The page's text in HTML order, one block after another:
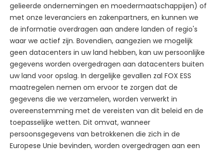
gelieerde ondernemingen en moedermaatschappijen) of
met onze leveranciers en zakenpartners, en kunnen we
de informatie overdragen aan andere landen of regio's
waar we actief zijn. Bovendien, aangezien we mogelijk
geen datacenters in uw land hebben, kan uw persoonlijke
gegevens worden overgedragen aan datacenters buiten
uw land voor opslag. In dergelijke gevallen zal FOX ESS
maatregelen nemen om ervoor te zorgen dat de
gegevens die we verzamelen, worden verwerkt in
overeenstemming met de vereisten van dit beleid en de
toepasselijke wetten. Dit omvat, wanneer
persoonsgegevens van betrokkenen die zich in de
Europese Unie bevinden, worden overgedragen aan een